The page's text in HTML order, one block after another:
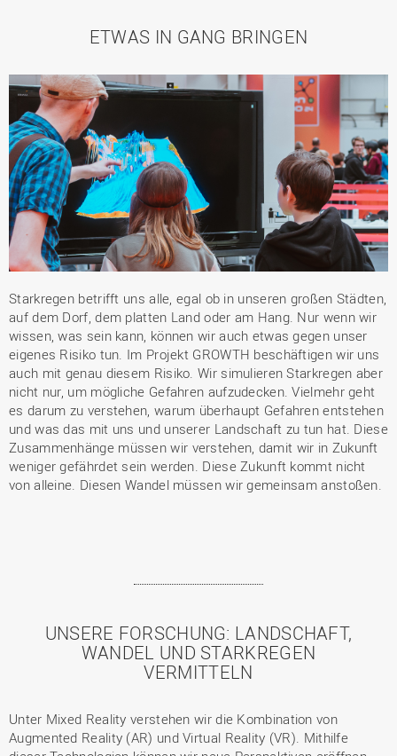
ETWAS IN GANG BRINGEN
Starkregen betrifft uns alle, egal ob in unseren großen Städten,
auf dem Dorf, dem platten Land oder am Hang. Nur wenn wir
wissen, was sein kann, können wir auch etwas gegen unser
eigenes Risiko tun. Im Projekt GROWTH beschäftigen wir uns
auch mit genau diesem Risiko. Wir simulieren Starkregen aber
nicht nur, um mögliche Gefahren aufzudecken. Vielmehr geht
es darum zu verstehen, warum überhaupt Gefahren entstehen
und was das mit uns und unserer Landschaft zu tun hat. Diese
Zusammenhänge müssen wir verstehen, damit wir in Zukunft
weniger gefährdet sein werden. Diese Zukunft kommt nicht
von alleine. Diesen Wandel müssen wir gemeinsam anstoßen.
UNSERE FORSCHUNG: LANDSCHAFT,
WANDEL UND STARKREGEN
VERMITTELN
Unter Mixed Reality verstehen wir die Kombination von
Augmented Reality (AR) und Virtual Reality (VR). Mithilfe